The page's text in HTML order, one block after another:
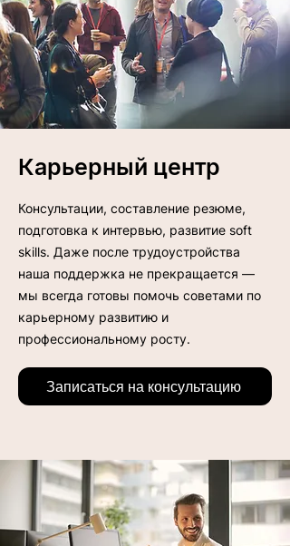
Карьерный центр
Консультации, составление резюме,
подготовка к интервью, развитие soft
skills. Даже после трудоустройства
наша поддержка не прекращается —
мы всегда готовы помочь советами по
карьерному развитию и
профессиональному росту.
Записаться на консультацию